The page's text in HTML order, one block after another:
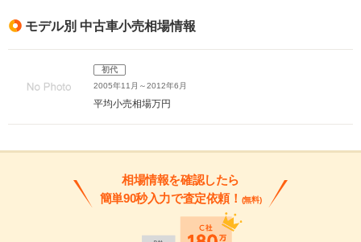
モデル別 中古車小売相場情報
初代
2005年11月～2012年6月
平均小売相場万円
相場情報を確認したら
簡単90秒入力で査定依頼！ (無料)